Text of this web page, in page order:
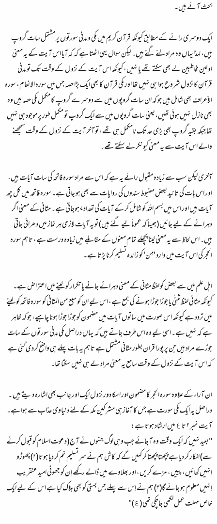
بحث آئے ہیں۔
ایک دوسری رائے کے مطابق کیونکہ قرآن کریم میں مکی و مدنی سورتوں پر مشتمل سات گروپ
ہیں، لہذایہاں وہ مراد لئے گئے ہیں۔ لیکن سوال یہی اٹھتا ہے کہ کہ آیا اس آیت کے یہ معنی
اولین مخاطبین لے بھی سکتے تھے یا نہیں، کیونکہ اس آیت کے نزول کے وقت تک تو مدنی
قرآن کا نزول شروع ہوا ہی نہیں تھا اور مکی قرآن کا بھی ایک بڑا حصہ جس میں سوره الانعام، سورہ
الأعراف بھی شامل ہیں جو کہ ان سات گروپوں میں سے دوسرے گروپ کا مکمل مکی حصہ ہیں وہ
بھی نازل نہیں ہوئی تھیں،یعنی سات گروپوں میں سے ایک گروپ تو مکمل طور پر موجود ہی نہیں
تھا جبکہ بقیہ گروپ بھی بڑی حد تک نامکمل ہی تھے، تو آخر آیت کے نزول کے وقت سمجھنے
والے اس آیت سے یہ معنی کیونکر لے سکتے تھے۔
آخری لیکن سب سے زیادہ مقبول رائے یہ ہے کہ اس سے مراد سوره فاتحہ کی سات آیات ہیں،
اور اس بات کی تائید بعض مضبوط سندوں کی روایات سے بھی ہو جاتی ہے۔ سوره فاتحہ میں کل چھ
آیات ہیں اور اس میں بسم اللہ کو شامل کر کے آیات کی تعداد ۷ ہوجاتی ہے۔ مثانی کے معنی اگر
دہرانے کے لیے جائیں (جیسا کہ عموماً لیے گئے ہیں) تو یہ آیات لازمی ہر نماز میں دھرائی جاتی
ہیں۔ اس لحاظ سے یہ معنی لینا پچھلے تمام معنوں کے مقابلے میں زیادہ درست ہے، تاہم سوره
الحجر کی اس آیت میں وارد 'مِن' کو زائدہ تسلیم کرنا پڑتا ہے۔
اہل علم میں سے بعض کو لفظ مثانی کے معنی دہرائے جانے یا تکرار کو لینے میں اعتراض ہے۔
کیونکہ مثانی لفظ مثنٰی یا جوڑا جوڑا ہونے کی جمع ہے، اس لیے ان کو سبع من المثانی کو سورہ فاتحہ کو لینے
میں تردد ہے کیونکہ اس صورت میں ساتوں آیات میں مضمون کو جوڑا جوڑا ہونا چاہیے، جو کہ ظاہر
ہے کہ نہیں ہے۔ اسی لیے وہ اس طرف جاتے ہیں کہ یہاں دراصل مکی مدنی سورتوں کے سات
جوڑے مراد ہیں جن پر پورا قران بطور مثانی مشتمل ہے تاہم یہ بات پہلے ہی واضح کردی گئی ہے
کہ اس آیت کے نزول کے وقت سامع یہ معنی مراد لے ہی نہیں سکتا تھا۔
ان آراء کے علاوہ سورہ الحجر کا مضمون اور اسکا دور نزول ایک اور جانب بھی اشارہ دیتے ہیں ۔
دراصل یہ ایک مکی سورت ہے جس کا آغاز ہی مشرکین مکہ کے لئے دنیاوی عذاب سے ہوا ہے۔
آیت نمبر ۲ تا ٤ میں ارشاد ہوتا ہے:
"بعید نہیں کہ ایک وقت وہ آ جائے جب وہی لوگ جنہوں نے آج (دعوت اسلام کو قبول کرنے
سے) انکار کر دیا ہے پچھتا پچھتا کر کہیں گے کہ کاش ہم نے سر تسلیم خم کر دیا ہوتا (۲)چھوڑو
اِنہیں کھائیں، پییں، مزے کریں، اور بھلاوے میں ڈالے رکھے اِن کو جھوٹی امید عنقریب
اِنہیں معلوم ہو جائے گا(۳) ہم نے اِس سے پہلے جس بستی کو بھی ہلاک کیا ہے اس کے لیے ایک
خاص مہلت عمل لکھی جاچکی تھی (٤)"